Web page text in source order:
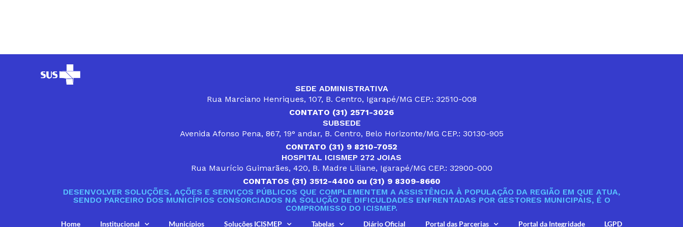
SEDE ADMINISTRATIVA
Rua Marciano Henriques, 107, B. Centro, Igarapé/MG CEP.: 32510-008
CONTATO (31) 2571-3026
SUBSEDE
Avenida Afonso Pena, 867, 19° andar, B. Centro, Belo Horizonte/MG CEP.: 30130-905
CONTATO (31) 9 8210-7052
HOSPITAL ICISMEP 272 JOIAS
Rua Maurício Guimarães, 420, B. Madre Liliane, Igarapé/MG CEP.: 32900-000
CONTATOS (31) 3512-4400 ou (31) 9 8309-8660
DESENVOLVER SOLUÇÕES, AÇÕES E SERVIÇOS PÚBLICOS QUE COMPLEMENTEM A ASSISTÊNCIA À POPULAÇÃO DA REGIÃO EM QUE ATUA,
SENDO PARCEIRO DOS MUNICÍPIOS CONSORCIADOS NA SOLUÇÃO DE DIFICULDADES ENFRENTADAS POR GESTORES MUNICIPAIS, É O
COMPROMISSO DO ICISMEP.
Home Institucional Municípios Soluções ICISMEP Tabelas Diário Oficial Portal das Parcerias Portal da Integridade LGPD